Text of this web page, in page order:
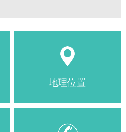
地理位置